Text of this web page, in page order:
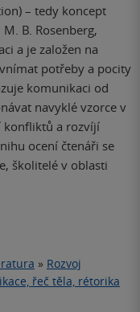
– tedy koncept
B. Rosenberg,
a je založen na
potřeby a pocity
komunikaci od
navyklé vzorce v
konfliktů a rozvíjí
ocení čtenáři se
školitelé v oblasti
» Rozvoj
řeč těla, rétorika